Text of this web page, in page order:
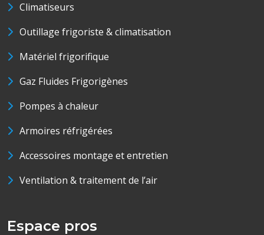
Climatiseurs
Outillage frigoriste & climatisation
Matériel frigorifique
Gaz Fluides Frigorigènes
Pompes à chaleur
Armoires réfrigérées
Accessoires montage et entretien
Ventilation & traitement de l’air
Espace pros